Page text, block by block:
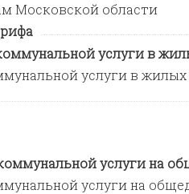
Московской области
услуги в
услуги в
услуги на
услуги на